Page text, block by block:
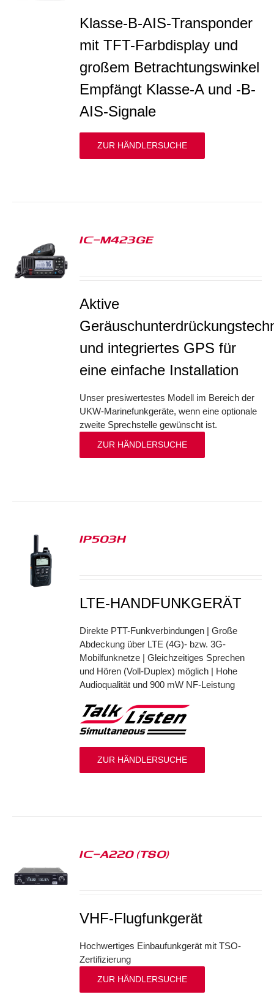
Klasse-B-AIS-Transponder
mit TFT-Farbdisplay und
großem Betrachtungswinkel
Empfängt Klasse-A und -B-
AIS-Signale
ZUR HÄNDLERSUCHE
IC-M423GE
Aktive
und integriertes GPS für
eine einfache Installation
Unser presiwertestes Modell im Bereich der
UKW-Marinefunkgeräte, wenn eine optionale
zweite Sprechstelle gewünscht ist.
ZUR HÄNDLERSUCHE
IP503H
LTE-HANDFUNKGERÄT
Direkte PTT-Funkverbindungen | Große
Abdeckung über LTE (4G)- bzw. 3G-
Mobilfunknetze | Gleichzeitiges Sprechen
und Hören (Voll-Duplex) möglich | Hohe
Audioqualität und 900 mW NF-Leistung
ZUR HÄNDLERSUCHE
IC-A220 (TSO)
VHF-Flugfunkgerät
Hochwertiges Einbaufunkgerät mit TSO-
Zertifizierung
ZUR HÄNDLERSUCHE